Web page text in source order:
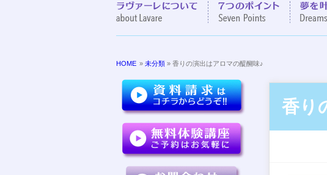
ラヴァーレについて７つの
HOME » 未分類» 香りの演出はアロマの醍醐味♪
香り